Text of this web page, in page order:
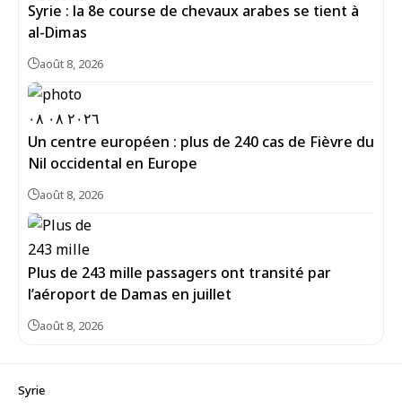
Syrie : la 8e course de chevaux arabes se tient à
al-Dimas
août 8, 2026
Un centre européen : plus de 240 cas de Fièvre du
Nil occidental en Europe
août 8, 2026
Plus de 243 mille passagers ont transité par
l’aéroport de Damas en juillet
août 8, 2026
Syrie